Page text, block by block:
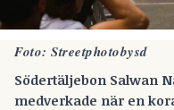
Foto: Streetphotobysd
Södertäljebon Salwan
medverkade när en